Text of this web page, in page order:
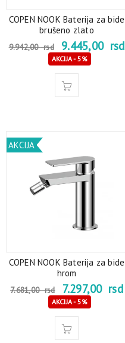
COPEN NOOK Baterija za bide
brušeno zlato
9.942,00rsd 9.445,00 rsd
AKCIJA - 5%
AKCIJA
COPEN NOOK Baterija za bide
hrom
7.681,00rsd 7.297,00 rsd
AKCIJA - 5%